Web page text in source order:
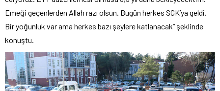
Emeği geçenlerden Allah razı olsun. Bugün herkes SGK’ya geldi.
Bir yoğunluk var ama herkes bazı şeylere katlanacak” şeklinde
konuştu.